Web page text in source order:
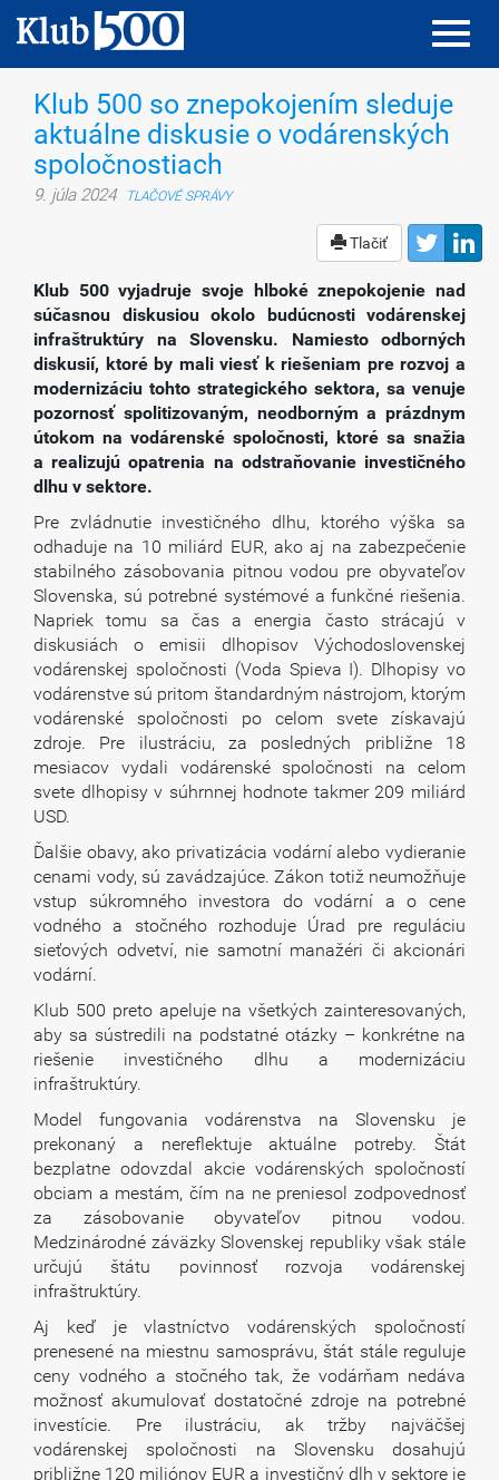
Klub 500 so znepokojením sleduje
aktuálne diskusie o vodárenských
spoločnostiach
9. júla 2024 TLAČOVÉ SPRÁVY
Tlačiť
Klub 500 vyjadruje svoje hlboké znepokojenie nad
súčasnou diskusiou okolo budúcnosti vodárenskej
infraštruktúry na Slovensku. Namiesto odborných
diskusií, ktoré by mali viesť k riešeniam pre rozvoj a
modernizáciu tohto strategického sektora, sa venuje
pozornosť spolitizovaným, neodborným a prázdnym
útokom na vodárenské spoločnosti, ktoré sa snažia
a realizujú opatrenia na odstraňovanie investičného
dlhu v sektore.
Pre zvládnutie investičného dlhu, ktorého výška sa
odhaduje na 10 miliárd EUR, ako aj na zabezpečenie
stabilného zásobovania pitnou vodou pre obyvateľov
Slovenska, sú potrebné systémové a funkčné riešenia.
Napriek tomu sa čas a energia často strácajú v
diskusiách o emisii dlhopisov Východoslovenskej
vodárenskej spoločnosti (Voda Spieva I). Dlhopisy vo
vodárenstve sú pritom štandardným nástrojom, ktorým
vodárenské spoločnosti po celom svete získavajú
zdroje. Pre ilustráciu, za posledných približne 18
mesiacov vydali vodárenské spoločnosti na celom
svete dlhopisy v súhrnnej hodnote takmer 209 miliárd
USD.
Ďalšie obavy, ako privatizácia vodární alebo vydieranie
cenami vody, sú zavádzajúce. Zákon totiž neumožňuje
vstup súkromného investora do vodární a o cene
vodného a stočného rozhoduje Úrad pre reguláciu
sieťových odvetví, nie samotní manažéri či akcionári
vodární.
Klub 500 preto apeluje na všetkých zainteresovaných,
aby sa sústredili na podstatné otázky – konkrétne na
riešenie investičného dlhu a modernizáciu
infraštruktúry.
Model fungovania vodárenstva na Slovensku je
prekonaný a nereflektuje aktuálne potreby. Štát
bezplatne odovzdal akcie vodárenských spoločností
obciam a mestám, čím na ne preniesol zodpovednosť
za zásobovanie obyvateľov pitnou vodou.
Medzinárodné záväzky Slovenskej republiky však stále
určujú štátu povinnosť rozvoja vodárenskej
infraštruktúry.
Aj keď je vlastníctvo vodárenských spoločností
prenesené na miestnu samosprávu, štát stále reguluje
ceny vodného a stočného tak, že vodárňam nedáva
možnosť akumulovať dostatočné zdroje na potrebné
investície. Pre ilustráciu, ak tržby najväčšej
vodárenskej spoločnosti na Slovensku dosahujú
približne 120 miliónov EUR a investičný dlh v sektore je